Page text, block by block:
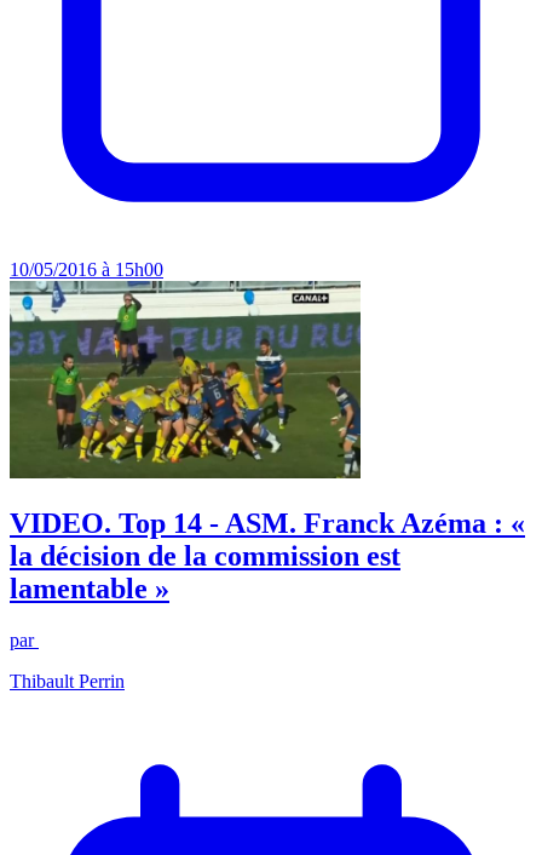
10/05/2016 à 15h00
VIDEO. Top 14 - ASM. Franck Azéma : «
la décision de la commission est
lamentable »
par
Thibault Perrin